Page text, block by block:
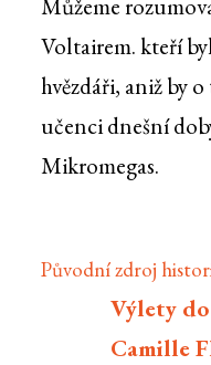
Můžeme
Voltairem. kteří
hvězdáři, aniž by
učenci dnešní
Mikromegas.
Původní zdroj
Výlety
Camille